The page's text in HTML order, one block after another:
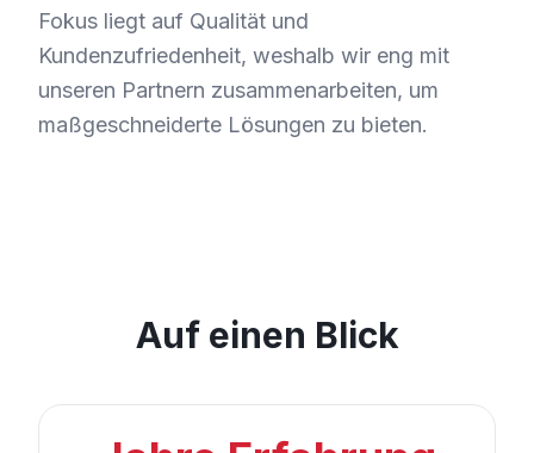
Fokus liegt auf Qualität und
Kundenzufriedenheit, weshalb wir eng mit
unseren Partnern zusammenarbeiten, um
maßgeschneiderte Lösungen zu bieten.
Auf einen Blick